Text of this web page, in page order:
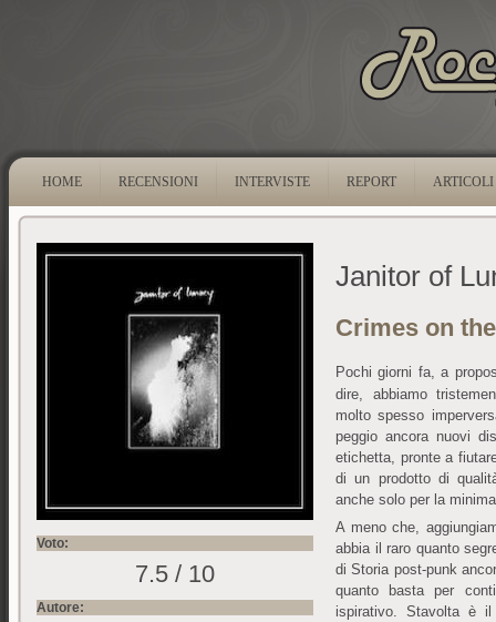
HOME RECENSIONI INTERVISTE REPORT ARTICOLI
Voto:
7.5 / 10
Autore:
Janitor of
Crimes on
Pochi giorni fa, a
dire, abbiamo
molto spesso
peggio ancora nuovi
etichetta, pronte a
di un prodotto di
anche solo per la
A meno che,
abbia il raro quanto
di Storia post-punk
quanto basta per
ispirativo. Stavolta è